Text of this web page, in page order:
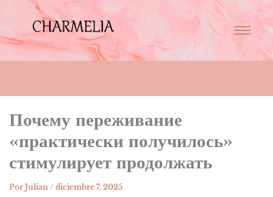
Почему переживание
«практически получилось»
стимулирует продолжать
Por Julian / diciembre 7, 2025